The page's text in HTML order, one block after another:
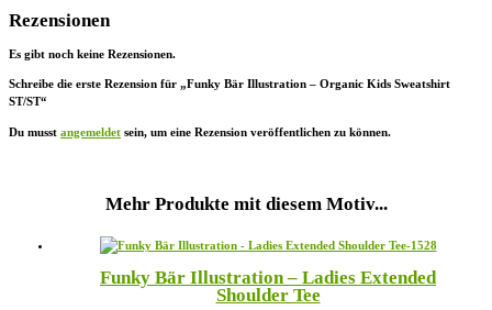
Rezensionen
Es gibt noch keine Rezensionen.
Schreibe die erste Rezension für „Funky Bär Illustration – Organic Kids Sweatshirt
ST/ST“
Du musst angemeldet sein, um eine Rezension veröffentlichen zu können.
Mehr Produkte mit diesem Motiv...
Funky Bär Illustration – Ladies Extended
Shoulder Tee